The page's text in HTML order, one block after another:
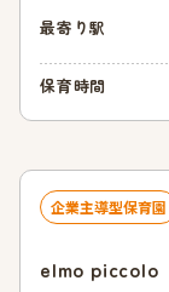
最寄り駅
保育時間
企業主導型保育園
elmo piccolo